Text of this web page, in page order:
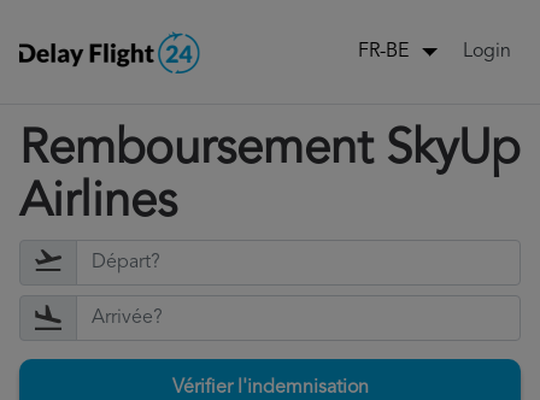
FR-BE Login
Remboursement SkyUp
Airlines
Vérifier l'indemnisation